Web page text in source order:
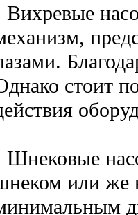
Вихревые
стоит
Шнековые
или же